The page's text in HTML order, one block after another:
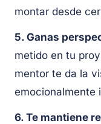
montar desde
5. Ganas
metido en tu
mentor te da la
emocionalmente
6. Te mantiene